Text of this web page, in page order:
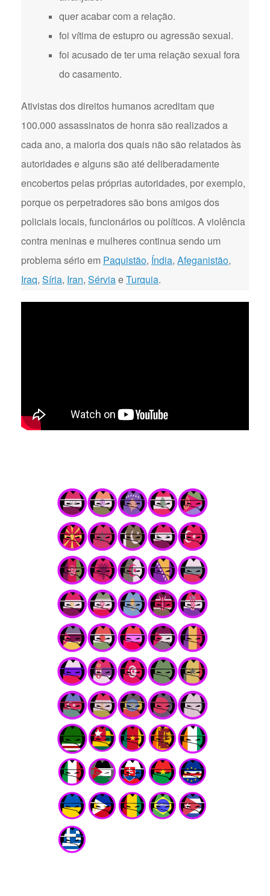
quer acabar com a relação.
foi vítima de estupro ou agressão sexual.
foi acusado de ter uma relação sexual fora
do casamento.
Ativistas dos direitos humanos acreditam que
100.000 assassinatos de honra são realizados a
cada ano, a maioria dos quais não são relatados às
autoridades e alguns são até deliberadamente
encobertos pelas próprias autoridades, por exemplo,
porque os perpetradores são bons amigos dos
policiais locais, funcionários ou políticos. A violência
contra meninas e mulheres continua sendo um
problema sério em Paquistão, Índia, Afeganistão,
Iraq, Síria, Iran, SérviaeTurquia.